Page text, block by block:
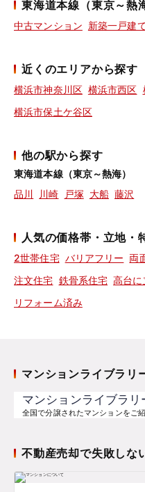
東海道本線（東京～熱
中古マンション 新築一戸建
近くのエリアから探す
横浜市神奈川区 横浜市西区
横浜市保土ケ谷区
他の駅から探す
東海道本線（東京～熱海）
品川
川崎 戸塚 大船 藤沢
人気の価格帯・立地・
2世帯住宅 バリアフリー 両
注文住宅 鉄骨系住宅 高台に
リフォーム済み
マンションライブラリ
マンションライブラリ
全国で分譲されたマンションをご
不動産売却で失敗しな